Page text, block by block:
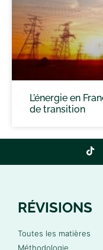
L’énergie en
de transition
RÉVISIONS
Toutes les matières
Méthodologie